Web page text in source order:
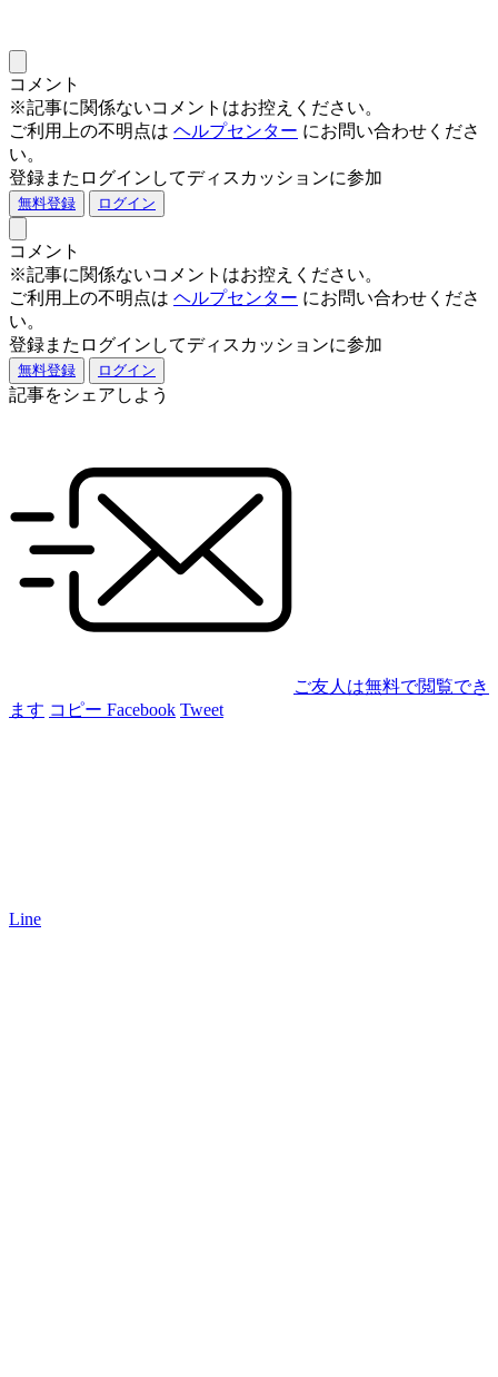
コメント
※記事に関係ないコメントはお控えください。
ご利用上の不明点は ヘルプセンター にお問い合わせくださ
い。
登録またログインしてディスカッションに参加
無料登録 ログイン
コメント
※記事に関係ないコメントはお控えください。
ご利用上の不明点は ヘルプセンター にお問い合わせくださ
い。
登録またログインしてディスカッションに参加
無料登録 ログイン
記事をシェアしよう
ご友人は無料で閲覧でき
ます コピー Facebook Tweet
Line